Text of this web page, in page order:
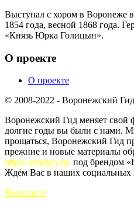
Выступал с хором в Воронеже
1854 года, весной 1868 года.
«Князь Юрка Голицын».
О проекте
О проекте
© 2008-2022 - Воронежский
Воронежский Гид меняет свой
долгие годы вы были с нами.
прощаться, Воронежский Гид
прежние и новые материалы
https://vrnency.ru/под брендом
Ждём Вас в наших социальных
Вконтакте